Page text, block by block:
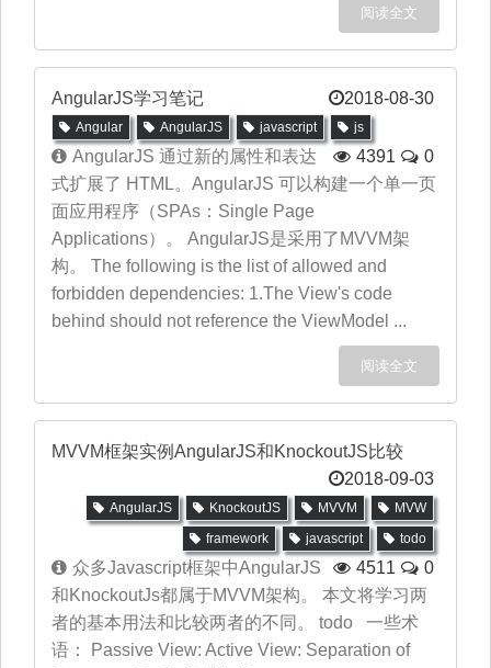
阅读全文
AngularJS学习笔记 2018-08-30
Angular AngularJS javascript js
4391 0
AngularJS 通过新的属性和表达
式扩展了 HTML。AngularJS 可以构建一个单一页
面应用程序（SPAs：Single Page
Applications）。 AngularJS是采用了MVVM架
构。 The following is the list of allowed and
forbidden dependencies: 1.The View's code
behind should not reference the ViewModel ...
阅读全文
MVVM框架实例AngularJS和KnockoutJS比较
2018-09-03
AngularJS KnockoutJS MVVM
MVW
framework
javascript todo
4511 0
众多Javascript框架中AngularJS
和KnockoutJs都属于MVVM架构。 本文将学习两
者的基本用法和比较两者的不同。 todo 一些术
语： Passive View: Active View: Separation of